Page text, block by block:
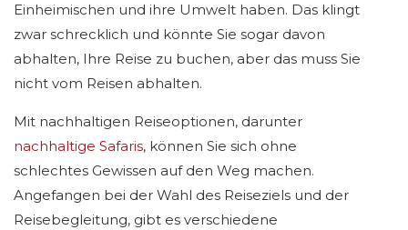
Einheimischen und ihre Umwelt haben. Das klingt
zwar schrecklich und könnte Sie sogar davon
abhalten, Ihre Reise zu buchen, aber das muss Sie
nicht vom Reisen abhalten.
Mit nachhaltigen Reiseoptionen, darunter
nachhaltige Safaris, können Sie sich ohne
schlechtes Gewissen auf den Weg machen.
Angefangen bei der Wahl des Reiseziels und der
Reisebegleitung, gibt es verschiedene